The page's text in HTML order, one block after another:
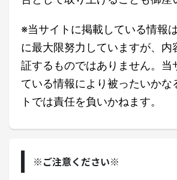
※当サイトに掲載している情報
に最大限努力していますが、内
証するものではありません。当
ている情報により被ったいかな
トでは責任を負いかねます。
※ご注意ください※